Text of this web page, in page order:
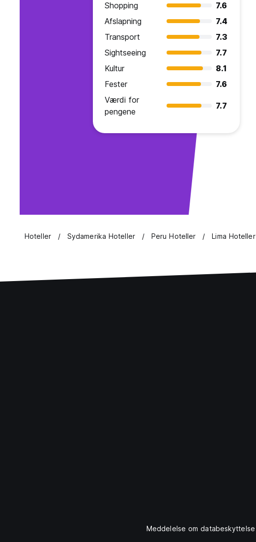
Shopping
7.6
Afslapning
7.4
Transport
7.3
Sightseeing
7.7
Kultur
8.1
Fester
7.6
Værdi for
pengene
7.7
Hoteller Sydamerika Hoteller Peru Hoteller Lima Hoteller
Meddelelse om databeskyttelse